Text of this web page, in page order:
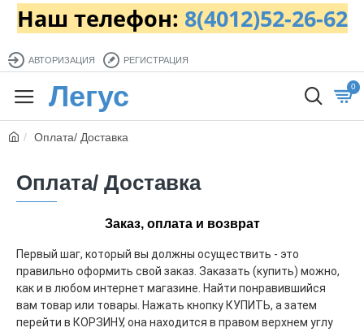
Наш телефон: 8(4012)52-26-62
АВТОРИЗАЦИЯ РЕГИСТРАЦИЯ
Легус 0
Оплата/ Доставка
Оплата/ Доставка
Заказ, оплата и возврат
Первый шаг, который вы должны осуществить - это
правильно оформить свой заказ. Заказать (купить) можно,
как и в любом интернет магазине. Найти понравившийся
вам товар или товары. Нажать кнопку КУПИТЬ, а затем
перейти в КОРЗИНУ, она находится в правом верхнем углу